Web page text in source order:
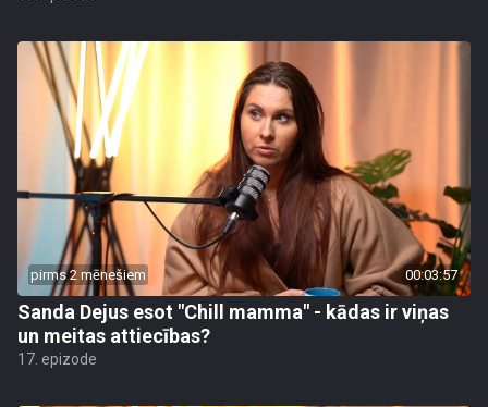
pirms 2 mēnešiem 00:03:57
Sanda Dejus esot "Chill mamma" - kādas ir viņas
un meitas attiecības?
17. epizode